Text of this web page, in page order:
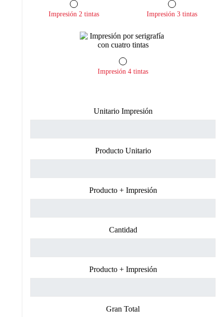
Impresión 2 tintas Impresión 3 tintas
Impresión 4 tintas
Unitario Impresión
Producto Unitario
Producto + Impresión
Cantidad
Producto + Impresión
Gran Total